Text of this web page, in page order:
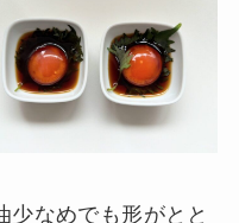
少なめでも形がとと